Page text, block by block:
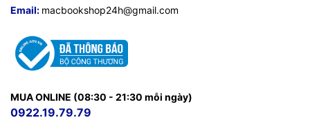
Email: macbookshop24h@gmail.com
MUA ONLINE (08:30 - 21:30 mỗi ngày)
0922.19.79.79